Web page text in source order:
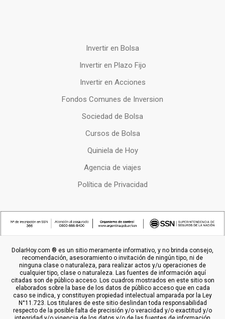
Invertir en Bolsa
Invertir en Plazo Fijo
Invertir en Acciones
Fondos Comunes de Inversion
Sociedad de Bolsa
Cursos de Bolsa
Quiniela de Hoy
Agencia de viajes
Política de Privacidad
DolarHoy.com ® es un sitio meramente informativo, y no brinda consejo,
recomendación, asesoramiento o invitación de ningún tipo, ni de
ninguna clase o naturaleza, para realizar actos y/u operaciones de
cualquier tipo, clase o naturaleza. Las fuentes de información aquí
citadas son de público acceso. Los cuadros mostrados en este sitio son
elaborados sobre la base de los datos de público acceso que en cada
caso se indica, y constituyen propiedad intelectual amparada por la Ley
N°11.723. Los titulares de este sitio deslindan toda responsabilidad
respecto de la posible falta de precisión y/o veracidad y/o exactitud y/o